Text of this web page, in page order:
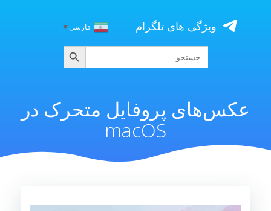
content
ویژگی های تلگرام فارسی▼
جستجو
برای:
جستجو
عکس‌های پروفایل متحرک در
macOS